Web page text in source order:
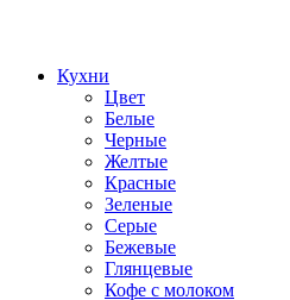
Кухни
Цвет
Белые
Черные
Желтые
Красные
Зеленые
Серые
Бежевые
Глянцевые
Кофе с молоком